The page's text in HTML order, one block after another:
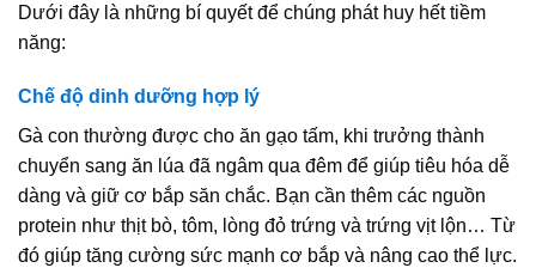
Dưới đây là những bí quyết để chúng phát huy hết tiềm
năng:
Chế độ dinh dưỡng hợp lý
Gà con thường được cho ăn gạo tấm, khi trưởng thành
chuyển sang ăn lúa đã ngâm qua đêm để giúp tiêu hóa dễ
dàng và giữ cơ bắp săn chắc. Bạn cần thêm các nguồn
protein như thịt bò, tôm, lòng đỏ trứng và trứng vịt lộn… Từ
đó giúp tăng cường sức mạnh cơ bắp và nâng cao thể lực.